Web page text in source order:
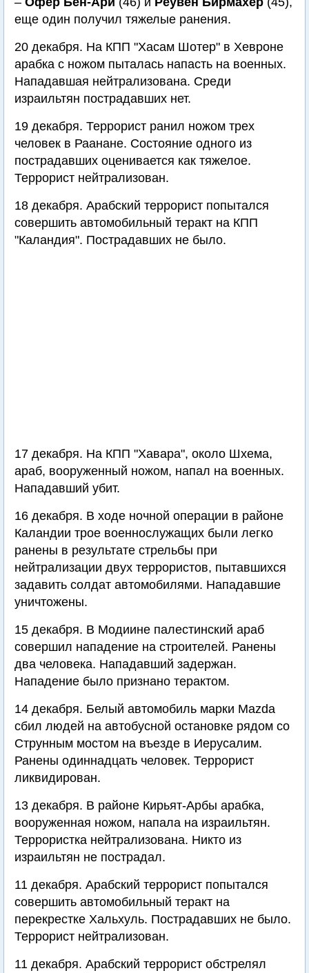
еще один получил тяжелые ранения.
20 декабря. На КПП "Хасам Шотер" в Хевроне
арабка с ножом пыталась напасть на военных.
Нападавшая нейтрализована. Среди
израильтян пострадавших нет.
19 декабря. Террорист ранил ножом трех
человек в Раанане. Состояние одного из
пострадавших оценивается как тяжелое.
Террорист нейтрализован.
18 декабря. Арабский террорист попытался
совершить автомобильный теракт на КПП
"Каландия". Пострадавших не было.
17 декабря. На КПП "Хавара", около Шхема,
араб, вооруженный ножом, напал на военных.
Нападавший убит.
16 декабря. В ходе ночной операции в районе
Каландии трое военнослужащих были легко
ранены в результате стрельбы при
нейтрализации двух террористов, пытавшихся
задавить солдат автомобилями. Нападавшие
уничтожены.
15 декабря. В Модиине палестинский араб
совершил нападение на строителей. Ранены
два человека. Нападавший задержан.
Нападение было признано терактом.
14 декабря. Белый автомобиль марки Mazda
сбил людей на автобусной остановке рядом со
Струнным мостом на въезде в Иерусалим.
Ранены одиннадцать человек. Террорист
ликвидирован.
13 декабря. В районе Кирьят-Арбы арабка,
вооруженная ножом, напала на израильтян.
Террористка нейтрализована. Никто из
израильтян не пострадал.
11 декабря. Арабский террорист попытался
совершить автомобильный теракт на
перекрестке Хальхуль. Пострадавших не было.
Террорист нейтрализован.
11 декабря. Арабский террорист обстрелял